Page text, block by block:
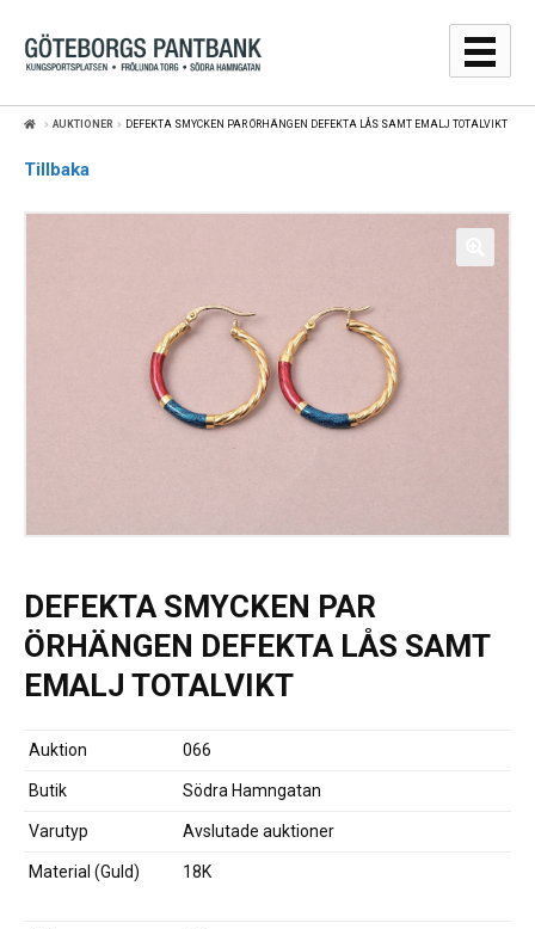
Hoppa
till
navigering
Hoppa
till
innehåll
GULDPRISER
AUKTIONER DEFEKTA SMYCKEN PAR ÖRHÄNGEN DEFEKTA LÅS SAMT EMALJ TOTALVIKT
Tillbaka
DEFEKTA SMYCKEN PAR
ÖRHÄNGEN DEFEKTA LÅS SAMT
EMALJ TOTALVIKT
Auktion 066
Butik Södra Hamngatan
Varutyp Avslutade auktioner
Material (Guld) 18K